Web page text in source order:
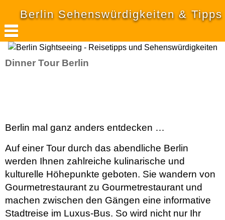
Berlin Sehenswürdigkeiten & Tipps
Dinner Tour Berlin
Berlin mal ganz anders entdecken …
Auf einer Tour durch das abendliche Berlin
werden Ihnen zahlreiche kulinarische und
kulturelle Höhepunkte geboten. Sie wandern von
Gourmetrestaurant zu Gourmetrestaurant und
machen zwischen den Gängen eine informative
Stadtreise im Luxus-Bus. So wird nicht nur Ihr